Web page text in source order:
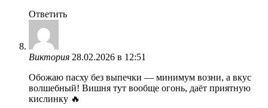
Ответить
Виктория 28.02.2026 в 12:51
Обожаю пасху без выпечки — минимум возни, а вкус
волшебный! Вишня тут вообще огонь, даёт приятную
кислинку 🔥